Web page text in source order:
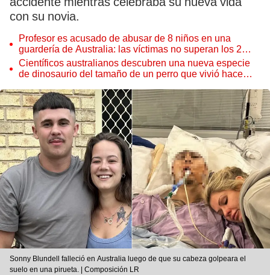
con su novia.
Profesor es acusado de abusar de 8 niños en una
guardería de Australia: las víctimas no superan los 2
años de edad
Científicos australianos descubren una nueva especie
de dinosaurio del tamaño de un perro que vivió hace
Sonny Blundell falleció en Australia luego de que su cabeza golpeara el
suelo en una pirueta. | Composición LR